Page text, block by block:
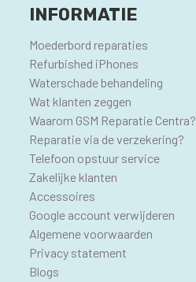
INFORMATIE
Moederbord reparaties
Refurbished iPhones
Waterschade behandeling
Wat klanten zeggen
Waarom GSM Reparatie Centra?
Reparatie via de verzekering?
Telefoon opstuur service
Zakelijke klanten
Accessoires
Google account verwijderen
Algemene voorwaarden
Privacy statement
Blogs